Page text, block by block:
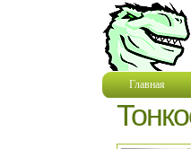
Главная